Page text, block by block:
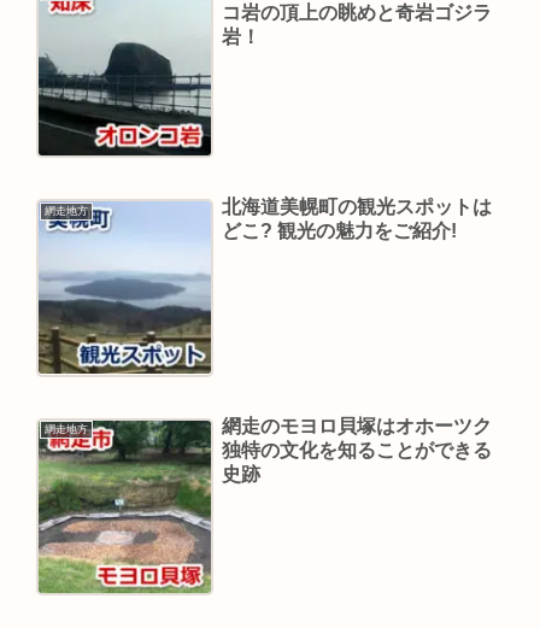
コ岩の頂上の眺めと奇岩ゴジラ
岩！
網走地方
北海道美幌町の観光スポットは
どこ? 観光の魅力をご紹介!
網走地方
網走のモヨロ貝塚はオホーツク
独特の文化を知ることができる
史跡